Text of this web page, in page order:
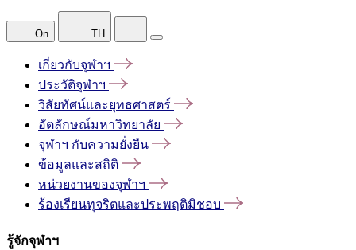
On TH
เกี่ยวกับจุฬาฯ
ประวัติจุฬาฯ
วิสัยทัศน์และยุทธศาสตร์
อัตลักษณ์มหาวิทยาลัย
จุฬาฯ กับความยั่งยืน
ข้อมูลและสถิติ
หน่วยงานของจุฬาฯ
ร้องเรียนทุจริตและประพฤติมิชอบ
รู้จักจุฬาฯ